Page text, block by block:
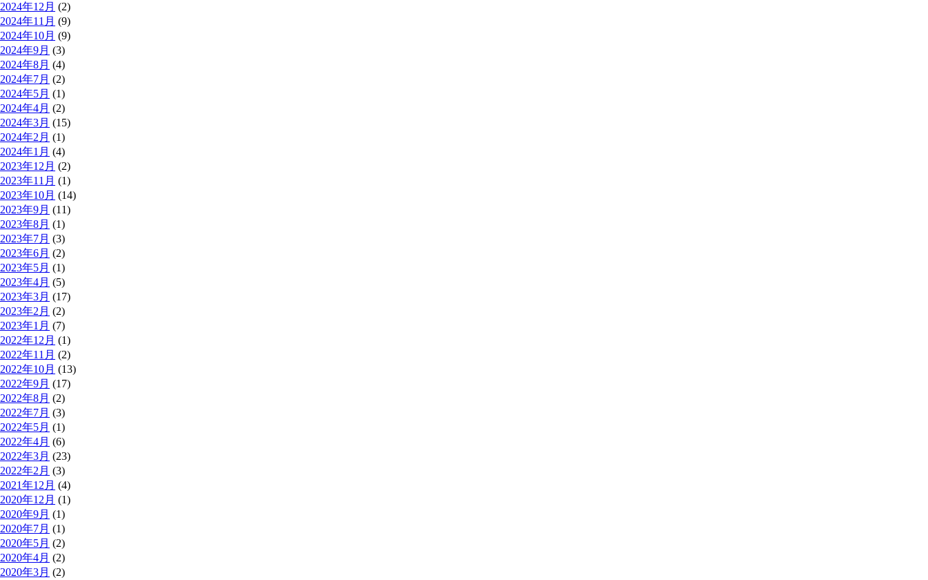
2024年12月 (2)
2024年11月 (9)
2024年10月 (9)
2024年9月 (3)
2024年8月 (4)
2024年7月 (2)
2024年5月 (1)
2024年4月 (2)
2024年3月 (15)
2024年2月 (1)
2024年1月 (4)
2023年12月 (2)
2023年11月 (1)
2023年10月 (14)
2023年9月 (11)
2023年8月 (1)
2023年7月 (3)
2023年6月 (2)
2023年5月 (1)
2023年4月 (5)
2023年3月 (17)
2023年2月 (2)
2023年1月 (7)
2022年12月 (1)
2022年11月 (2)
2022年10月 (13)
2022年9月 (17)
2022年8月 (2)
2022年7月 (3)
2022年5月 (1)
2022年4月 (6)
2022年3月 (23)
2022年2月 (3)
2021年12月 (4)
2020年12月 (1)
2020年9月 (1)
2020年7月 (1)
2020年5月 (2)
2020年4月 (2)
2020年3月 (2)